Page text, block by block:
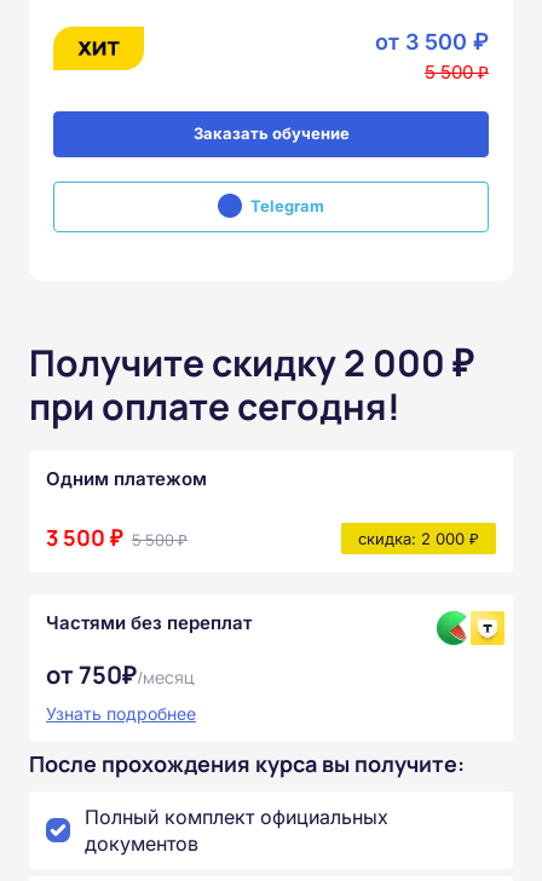
от 3 500 ₽
5 500 ₽
Заказать обучение
Telegram
Получите скидку 2 000 ₽
при оплате сегодня!
Одним платежом
3 500 ₽ 5 500 ₽ скидка: 2 000 ₽
Частями без переплат
от 750₽/месяц
Узнать подробнее
После прохождения курса вы получите:
Полный комплект официальных
документов